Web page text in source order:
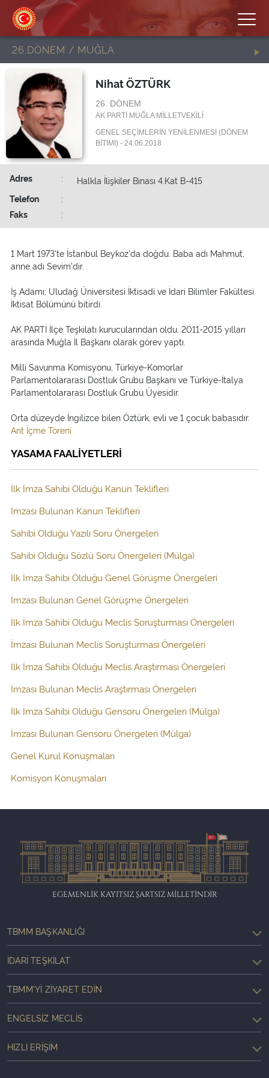
26.DÖNEM / MUĞLA
Nihat ÖZTÜRK
26. DÖNEM
AK PARTİ MUĞLA MİLLETVEKİLİ
GENEL SEÇİMLERİN YENİLENMESİ (DÖNEM
BİTİMİ) - 24.06.2018
Adres :
Halkla İlişkiler Binası 4.Kat B-415
Telefon
:
Faks
:
1 Mart 1973'te İstanbul Beykoz'da doğdu. Baba adı Mahmut,
anne adı Sevim'dir.
İş Adamı; Uludağ Üniversitesi İktisadi ve İdari Bilimler Fakültesi
İktisat Bölümünü bitirdi.
AK PARTİ İlçe Teşkilatı kurucularından oldu. 2011-2015 yılları
arasında Muğla İl Başkanı olarak görev yaptı.
Milli Savunma Komisyonu, Türkiye-Komorlar
Parlamentolararası Dostluk Grubu Başkanı ve Türkiye-İtalya
Parlamentolararası Dostluk Grubu Üyesidir.
Orta düzeyde İngilizce bilen Öztürk, evli ve 1 çocuk babasıdır.
Ant İçme Töreni
YASAMA FAALİYETLERİ
İlk İmza Sahibi Olduğu Kanun Teklifleri
İmzası Bulunan Kanun Teklifleri
Sahibi Olduğu Yazılı Soru Önergeleri
Sahibi Olduğu Sözlü Soru Önergeleri (Mülga)
İlk İmza Sahibi Olduğu Genel Görüşme Önergeleri
İmzası Bulunan Genel Görüşme Önergeleri
İlk İmza Sahibi Olduğu Meclis Soruşturması Önergeleri
İmzası Bulunan Meclis Soruşturması Önergeleri
İlk İmza Sahibi Olduğu Meclis Araştırması Önergeleri
İmzası Bulunan Meclis Araştırması Önergeleri
İlk İmza Sahibi Olduğu Gensoru Önergeleri (Mülga)
İmzası Bulunan Gensoru Önergeleri (Mülga)
Genel Kurul Konuşmaları
Komisyon Konuşmaları
EGEMENLİK KAYITSIZ ŞARTSIZ MİLLETİNDİR
TBMM BAŞKANLIĞI
İDARI TEŞKILAT
TBMM'YI ZIYARET EDIN
ENGELSIZ MECLIS
HIZLI ERIŞIM